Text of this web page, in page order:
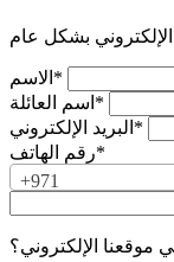
بشكل عام
الاسم*
اسم العائلة*
البريد الإلكتروني*
رقم الهاتف*
+971
الإلكتروني؟